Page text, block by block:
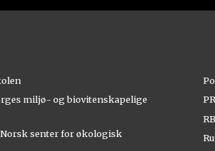
miljø- og biovitenskapelige
Norsk senter for økologisk